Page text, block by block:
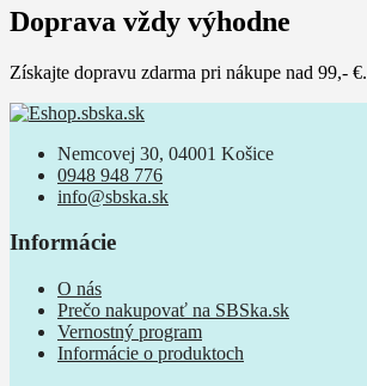
Doprava vždy výhodne
Získajte dopravu zdarma pri nákupe nad 99,- €.
Nemcovej 30, 04001 Košice
0948 948 776
info@sbska.sk
Informácie
O nás
Prečo nakupovať na SBSka.sk
Vernostný program
Informácie o produktoch